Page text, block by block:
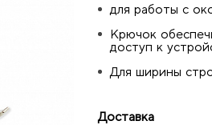
для работы с
Крючок
доступ к
Для ширины
Доставка